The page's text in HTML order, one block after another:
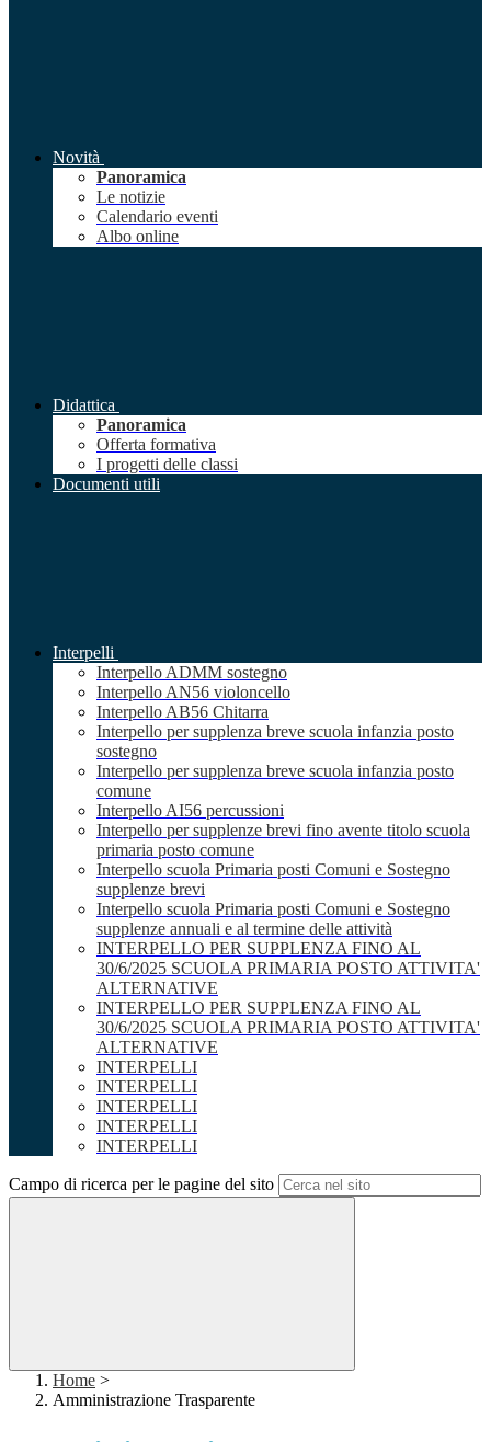
Novità
Panoramica
Le notizie
Calendario eventi
Albo online
Didattica
Panoramica
Offerta formativa
I progetti delle classi
Documenti utili
Interpelli
Interpello ADMM sostegno
Interpello AN56 violoncello
Interpello AB56 Chitarra
Interpello per supplenza breve scuola infanzia posto
sostegno
Interpello per supplenza breve scuola infanzia posto
comune
Interpello AI56 percussioni
Interpello per supplenze brevi fino avente titolo scuola
primaria posto comune
Interpello scuola Primaria posti Comuni e Sostegno
supplenze brevi
Interpello scuola Primaria posti Comuni e Sostegno
supplenze annuali e al termine delle attività
INTERPELLO PER SUPPLENZA FINO AL
30/6/2025 SCUOLA PRIMARIA POSTO ATTIVITA'
ALTERNATIVE
INTERPELLO PER SUPPLENZA FINO AL
30/6/2025 SCUOLA PRIMARIA POSTO ATTIVITA'
ALTERNATIVE
INTERPELLI
INTERPELLI
INTERPELLI
INTERPELLI
INTERPELLI
Campo di ricerca per le pagine del sito
Home >
Amministrazione Trasparente